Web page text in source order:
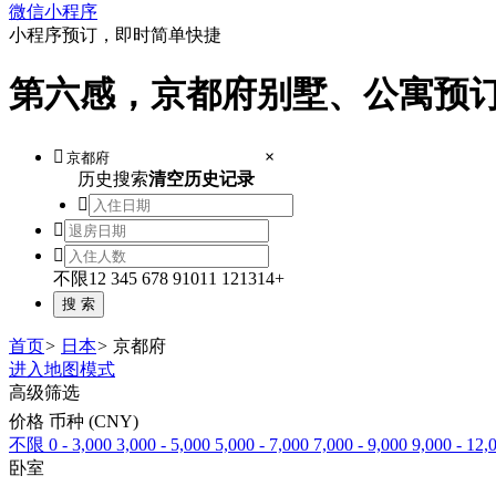
微信小程序
小程序预订，即时简单快捷
第六感，京都府别墅、公寓预

×
历史搜索清空历史记录



不限1 2 345 678 91011 121314+
首页> 日本> 京都府
进入地图模式
高级筛选
价格 币种 (CNY)
不限 0 - 3,000 3,000 - 5,000 5,000 - 7,000 7,000 - 9,000 9,000 -
卧室